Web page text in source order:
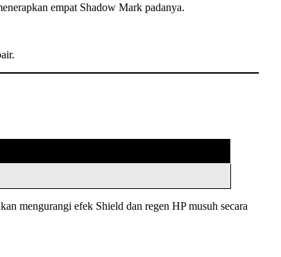
empat Shadow Mark padanya.
mengurangi efek Shield dan regen HP musuh secara